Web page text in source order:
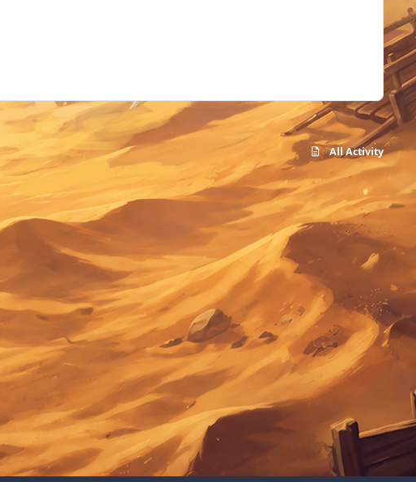
All Activity